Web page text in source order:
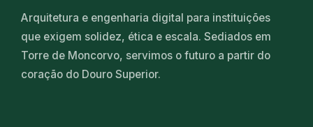
Arquitetura e engenharia digital para instituições
que exigem solidez, ética e escala. Sediados em
Torre de Moncorvo, servimos o futuro a partir do
coração do Douro Superior.